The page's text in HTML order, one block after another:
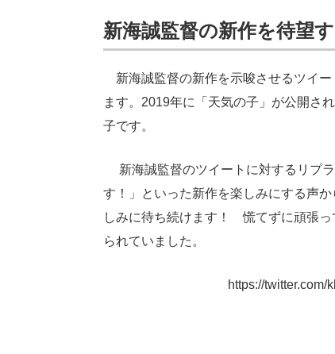
新海誠監督の新作を待望
新海誠監督の新作を示唆させるツイ
ます。2019年に「天気の子」が公開さ
子です。
新海誠監督のツイートに対するリプ
す！」といった新作を楽しみにする声
しみに待ち続けます！ 慌てずに頑張
られていました。
https://